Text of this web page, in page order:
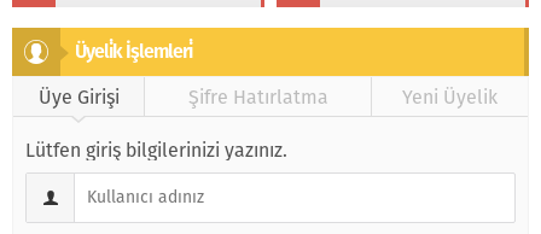
Üyeli̇k İşlemleri̇
Üye Girişi
Şifre Hatırlatma Yeni Üyelik
Lütfen giriş bilgilerinizi yazınız.